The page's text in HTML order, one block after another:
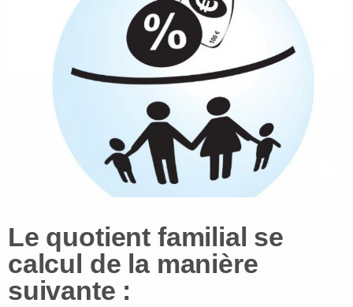
Le quotient familial se
calcul de la manière
suivante :